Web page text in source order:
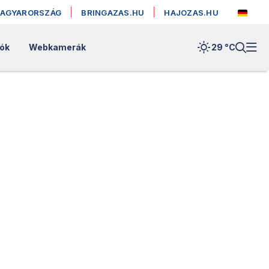
BRINGAZAS.HU HAJOZAS.HU
Webkamerák 29 °C